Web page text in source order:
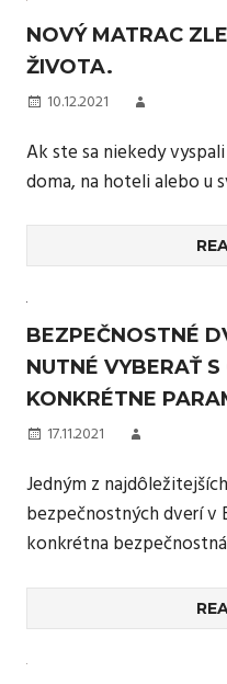
NOVÝ MATRAC
ŽIVOTA.
10.12.2021
Ak ste sa niekedy
doma, na hoteli alebo u
BEZPEČNOSTNÉ
NUTNÉ VYBERAŤ
KONKRÉTNE
17.11.2021
Jedným z
bezpečnostných dverí v
konkrétna